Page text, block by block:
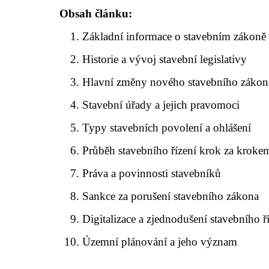
Obsah článku:
Základní informace o stavebním zákoně
Historie a vývoj stavební legislativy
Hlavní změny nového stavebního
Stavební úřady a jejich pravomoci
Typy stavebních povolení a ohlášení
Průběh stavebního řízení krok za
Práva a povinnosti stavebníků
Sankce za porušení stavebního zákona
Digitalizace a zjednodušení stavebního
Územní plánování a jeho význam